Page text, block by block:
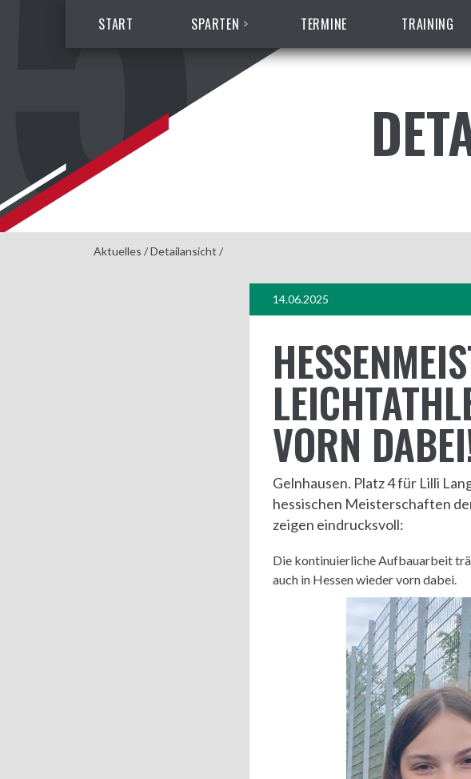
START SPARTEN TERMINE TRAINING
Aktuelles /Detailansicht /
14.06.2025
VORN
Gelnhausen. Platz 4 für Lilli
hessischen Meisterschaften
zeigen eindrucksvoll:
Die kontinuierliche Aufbauarbeit
auch in Hessen wieder vorn dabei.